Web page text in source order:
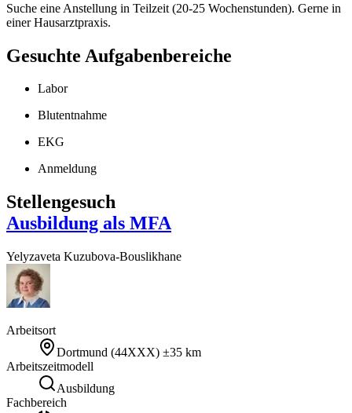
Suche eine Anstellung in Teilzeit (20-25 Wochenstunden). Gerne in
einer Hausarztpraxis.
Gesuchte Aufgabenbereiche
Labor
Blutentnahme
EKG
Anmeldung
Stellengesuch
Ausbildung als MFA
Yelyzaveta Kuzubova-Bouslikhane
Arbeitsort
Dortmund (44XXX) ±35 km
Arbeitszeitmodell
Ausbildung
Fachbereich